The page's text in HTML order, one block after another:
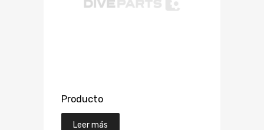
Producto
Leer más